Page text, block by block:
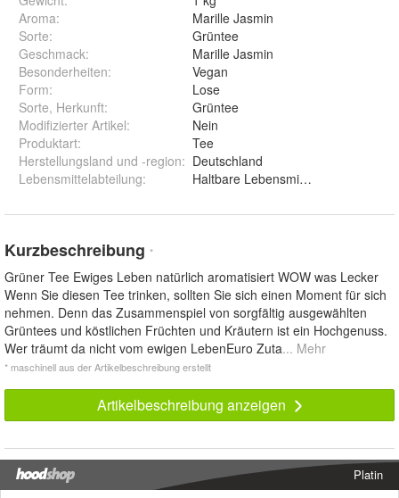
Aroma:
Marille Jasmin
Sorte:
Grüntee
Geschmack:
Marille Jasmin
Besonderheiten:
Vegan
Form:
Lose
Sorte, Herkunft:
Grüntee
Modifizierter Artikel:
Nein
Produktart:
Tee
Herstellungsland und -region: Deutschland
Lebensmittelabteilung: Haltbare Lebensmittel
Kurzbeschreibung *
Grüner Tee Ewiges Leben natürlich aromatisiert WOW was Lecker
Wenn Sie diesen Tee trinken, sollten Sie sich einen Moment für sich
nehmen. Denn das Zusammenspiel von sorgfältig ausgewählten
Grüntees und köstlichen Früchten und Kräutern ist ein Hochgenuss.
Wer träumt da nicht vom ewigen LebenEuro Zuta... Mehr
* maschinell aus der Artikelbeschreibung erstellt
Artikelbeschreibung anzeigen
Platin